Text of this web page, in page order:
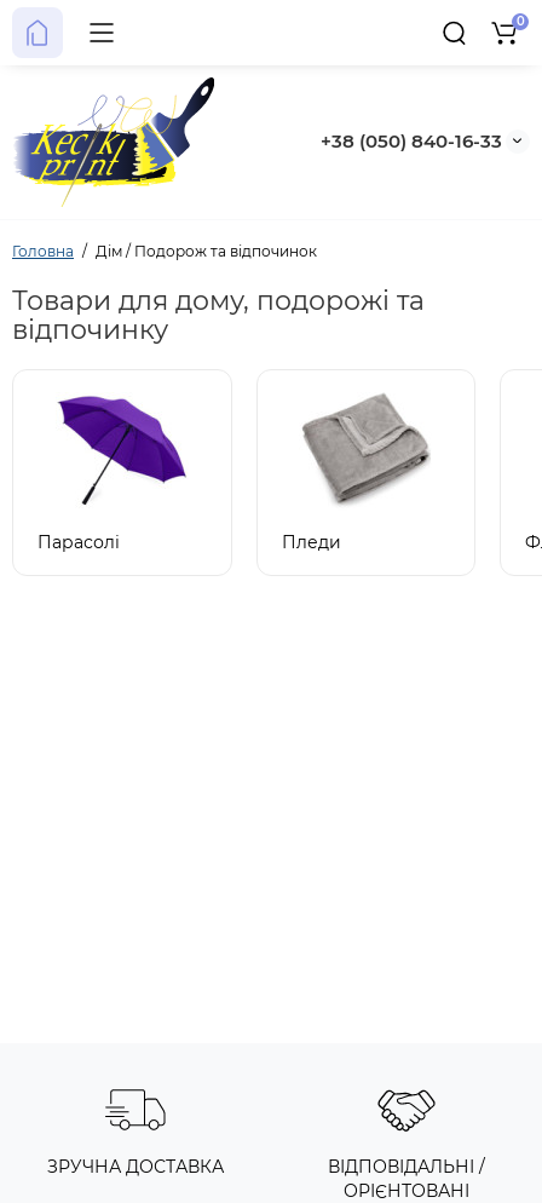
+38 (050) 840-16-33
0
Головна Дім / Подорож та відпочинок
Товари для дому, подорожі та
відпочинку
Парасолі Пледи
ЗРУЧНА ДОСТАВКА
ВІДПОВІДАЛЬНІ /
ОРІЄНТОВАНІ